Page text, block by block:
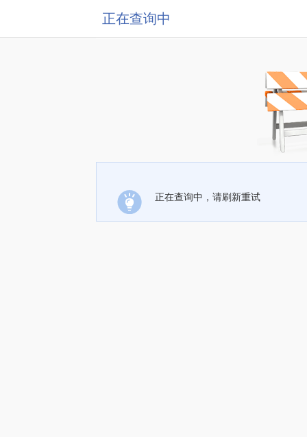
正在查询中
正在查询中，请刷新重试